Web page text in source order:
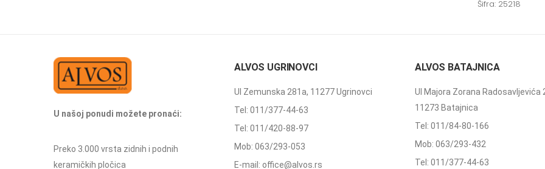
Šifra: 25218
U našoj ponudi možete pronaći:
Preko 3.000 vrsta zidnih i podnih
keramičkih pločica
ALVOS UGRINOVCI
Ul Zemunska 281a, 11277 Ugrinovci
Tel: 011/377-44-63
Tel: 011/420-88-97
Mob: 063/293-053
E-mail: office@alvos.rs
ALVOS BATAJNICA
Ul Majora Zorana Radosavljevića
11273 Batajnica
Tel: 011/84-80-166
Mob: 063/293-432
Tel: 011/377-44-63